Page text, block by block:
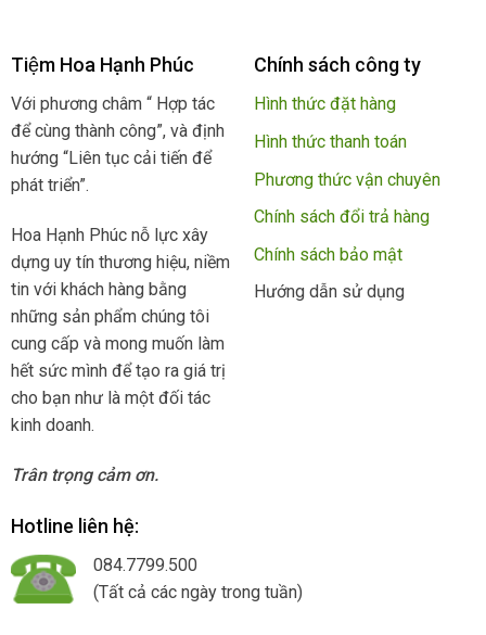
Tiệm Hoa Hạnh Phúc
Với phương châm “ Hợp tác
để cùng thành công”, và định
hướng “Liên tục cải tiến để
phát triển”.
Hoa Hạnh Phúc nỗ lực xây
dựng uy tín thương hiệu, niềm
tin với khách hàng bằng
những sản phẩm chúng tôi
cung cấp và mong muốn làm
hết sức mình để tạo ra giá trị
cho bạn như là một đối tác
kinh doanh.
Trân trọng cảm ơn.
Chính sách công ty
Hình thức đặt hàng
Hình thức thanh toán
Phương thức vận chuyên
Chính sách đổi trả hàng
Chính sách bảo mật
Hướng dẫn sử dụng
Hotline liên hệ:
084.7799.500
(Tất cả các ngày trong tuần)